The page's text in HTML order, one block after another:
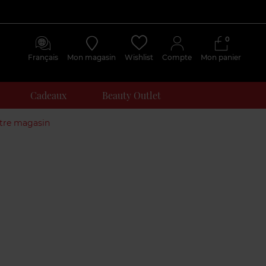
Français Mon magasin Wishlist Compte Mon panier
0
Cadeaux Beauty Outlet
magasin